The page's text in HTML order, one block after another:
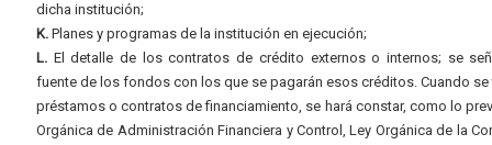
dicha institución;
K. Planes y programas de la institución en ejecución;
L. El detalle de los contratos de crédito externos o internos; se
fuente de los fondos con los que se pagarán esos créditos. Cuando se
préstamos o contratos de financiamiento, se hará constar, como lo
Orgánica de Administración Financiera y Control, Ley Orgánica de la